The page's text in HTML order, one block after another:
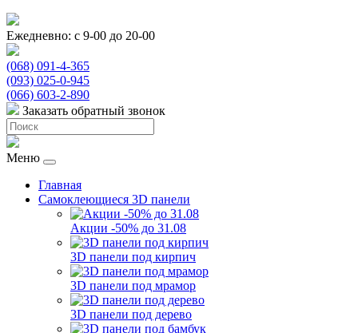
Ежедневно: с 9-00 до 20-00
(068) 091-4-365
(093) 025-0-945
(066) 603-2-890
Заказать обратный звонок
Меню
Главная
Самоклеющиеся 3D панели
Акции -50% до 31.08
3D панели под кирпич
3D панели под мрамор
3D панели под дерево